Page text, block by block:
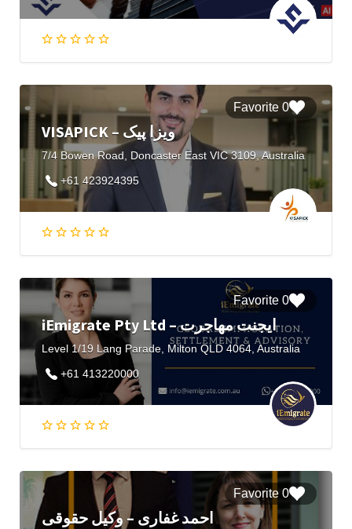
0 Favorite
VISAPICK – ویزا پیک
7/4 Bowen Road, Doncaster East VIC 3109, Australia
+61 423924395
0 Favorite
iEmigrate Pty Ltd – ایجنت مهاجرت
Level 1/19 Lang Parade, Milton QLD 4064, Australia
+61 413220000
0 Favorite
احمد غفاری – وکیل حقوقی